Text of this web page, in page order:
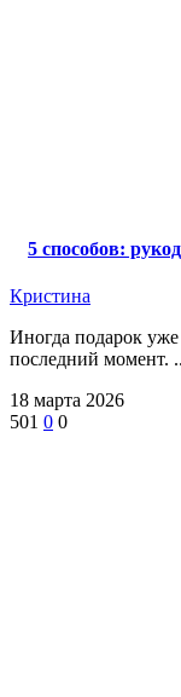
5 способов:
Кристина
Иногда подарок уже
последний момент.
18 марта 2026
501 0 0